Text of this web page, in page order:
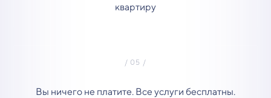
квартиру
Вы ничего не платите. Все услуги бесплатны.